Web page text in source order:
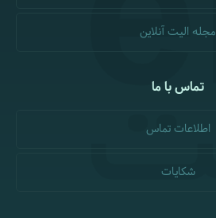
مجله الیت آنلاین
تماس با ما
اطلاعات تماس
شکایات